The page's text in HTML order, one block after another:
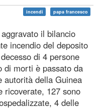
incendi papa francesco
il bilancio
incendio del deposito
di 4 persone
di morti è passato da
autorità della Guinea
ricoverate, 127 sono
4 delle